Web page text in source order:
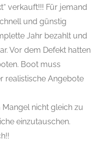
verkauft!!! Für jemand
und günstig
Jahr bezahlt und
Vor dem Defekt hatten
Boot muss
realistische Angebote
nicht gleich zu
einzutauschen.